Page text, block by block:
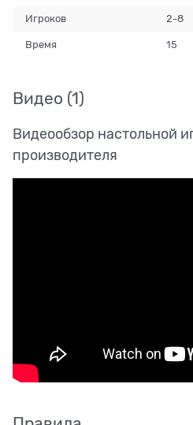
Игроков 2-8
Время 15
Видео (1)
Видеообзор настольной
производителя